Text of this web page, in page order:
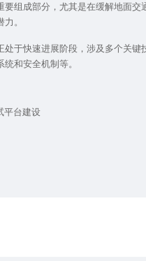
组成部分，尤其是在缓解地面交
。
于快速进展阶段，涉及多个关键
和安全机制等。
平台建设